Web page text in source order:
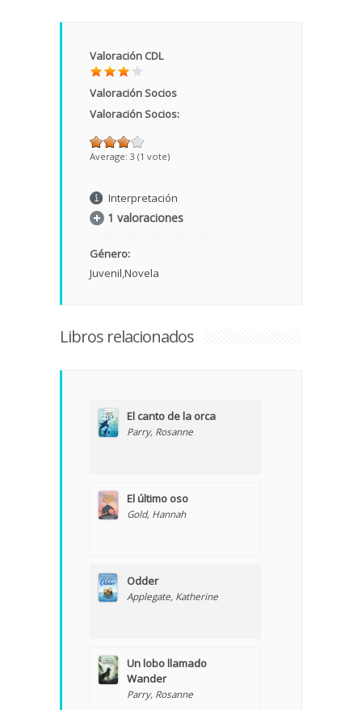
Valoración CDL
Valoración Socios
Valoración Socios:
Average: 3 (1 vote)
Interpretación
1 valoraciones
Género:
Juvenil Novela
Libros relacionados
El canto de la orca
Parry, Rosanne
El último oso
Gold, Hannah
Odder
Applegate, Katherine
Un lobo llamado
Wander
Parry, Rosanne